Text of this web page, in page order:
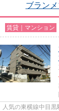
ブラン
賃貸｜マンション
人気の東横線中目